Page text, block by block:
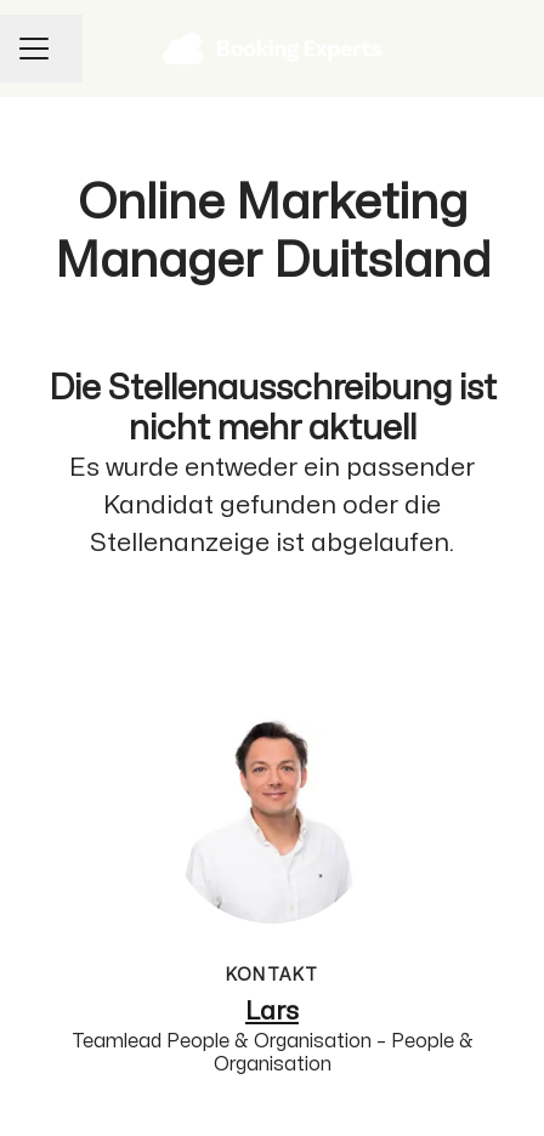
KARRIEREMENÜ
Seite teilen
Online Marketing
Manager Duitsland
Die Stellenausschreibung ist
nicht mehr aktuell
Es wurde entweder ein passender
Kandidat gefunden oder die
Stellenanzeige ist abgelaufen.
KONTAKT
Lars
Teamlead People & Organisation – People &
Organisation